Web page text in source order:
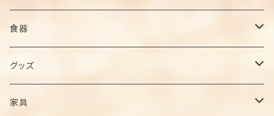
ドレスシャツ・ワイシャツ
カーディガン
ニット・セーター
スウェット
ワンマイルウェア
シャワーヘッド
食器
カトラリー
マグカップ/グラス
グッズ
スリッパ
家具